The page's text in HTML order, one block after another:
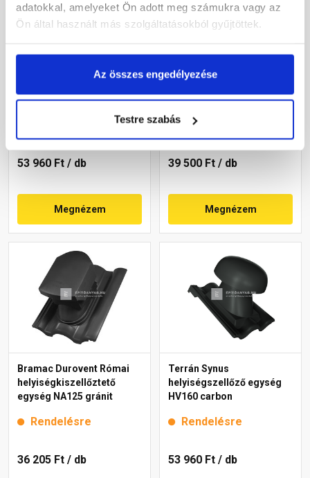
adatokkal, amelyeket Ön adott meg számukra vagy az
Ön által használt más szolgáltatásokból gyűjtöttek.
Az összes engedélyezése
Testre szabás
HV160 korall
53 960 Ft / db
Megnézem
Bramac Durovent Reviva
egység NA125 téglavörös
Rendelésre
39 500 Ft / db
Megnézem
Bramac Durovent Római
helyiségkiszellőztető
egység NA125 gránit
Rendelésre
36 205 Ft / db
Terrán Synus
helyiségszellőző egység
HV160 carbon
Rendelésre
53 960 Ft / db